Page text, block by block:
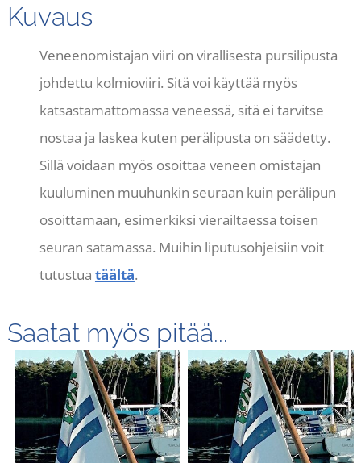
Kuvaus
Veneenomistajan viiri on virallisesta pursilipusta
johdettu kolmioviiri. Sitä voi käyttää myös
katsastamattomassa veneessä, sitä ei tarvitse
nostaa ja laskea kuten perälipusta on säädetty.
Sillä voidaan myös osoittaa veneen omistajan
kuuluminen muuhunkin seuraan kuin perälipun
osoittamaan, esimerkiksi vierailtaessa toisen
seuran satamassa. Muihin liputusohjeisiin voit
tutustua täältä.
Saatat myös pitää...